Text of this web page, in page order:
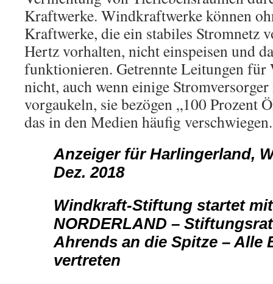
Kraftwerke. Windkraftwerke können
Kraftwerke, die ein stabiles Stromnetz
Hertz vorhalten, nicht einspeisen und
funktionieren. Getrennte Leitungen für
nicht, auch wenn einige
vorgaukeln, sie bezögen „100 Prozent
das in den Medien häufig verschwiegen.
Anzeiger für Harlingerland,
Dez. 2018
Windkraft-Stiftung startet mit
NORDERLAND –
Ahrends an die Spitze – Alle
vertreten